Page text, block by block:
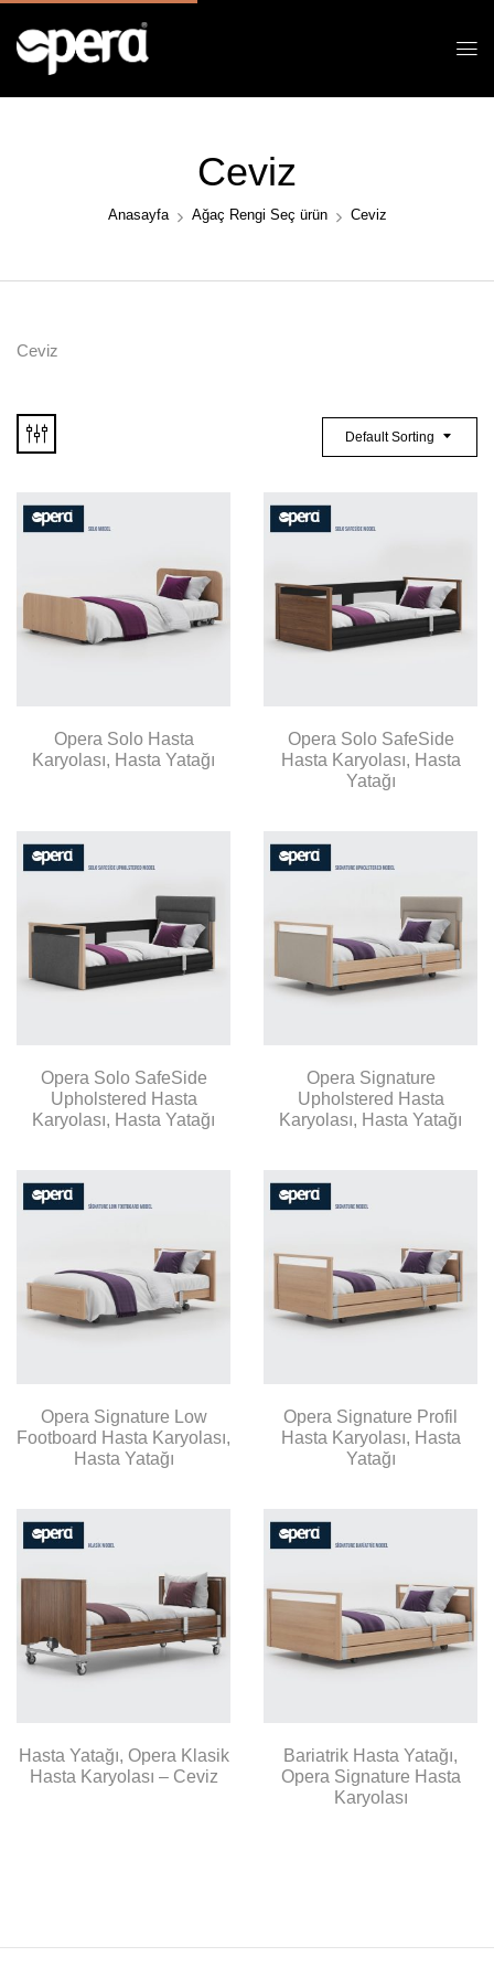
Ceviz
Anasayfa Ağaç Rengi Seç ürün Ceviz
Ceviz
Default Sorting
Opera Solo Hasta
Karyolası, Hasta Yatağı
Opera Solo SafeSide
Hasta Karyolası, Hasta
Yatağı
Opera Solo SafeSide
Upholstered Hasta
Karyolası, Hasta Yatağı
Opera Signature
Upholstered Hasta
Karyolası, Hasta Yatağı
Opera Signature Low
Footboard Hasta Karyolası,
Hasta Yatağı
Opera Signature Profil
Hasta Karyolası, Hasta
Yatağı
Hasta Yatağı, Opera Klasik
Hasta Karyolası – Ceviz
Bariatrik Hasta Yatağı,
Opera Signature Hasta
Karyolası